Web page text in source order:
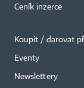
Ceník inzerce
Koupit / darovat
Eventy
Newslettery